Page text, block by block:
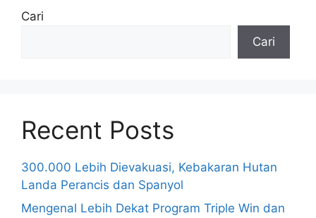
Cari
Cari
Recent Posts
300.000 Lebih Dievakuasi, Kebakaran Hutan
Landa Perancis dan Spanyol
Mengenal Lebih Dekat Program Triple Win dan